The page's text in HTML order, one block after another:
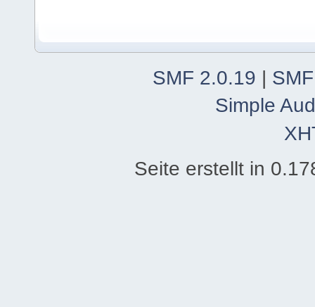
SMF 2.0.19 |
Simple
Seite erstellt in